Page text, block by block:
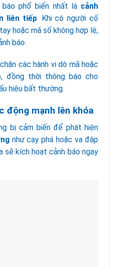
phổ biến nhất là cảnh
liên tiếp. Khi có người cố
hoặc mã số không hợp lệ,
báo.
các hành vi dò mã hoặc
đồng thời thông báo cho
hiệu bất thường.
động mạnh lên khóa
bị cảm biến để phát hiện
như cạy phá hoặc va đập
sẽ kích hoạt cảnh báo ngay